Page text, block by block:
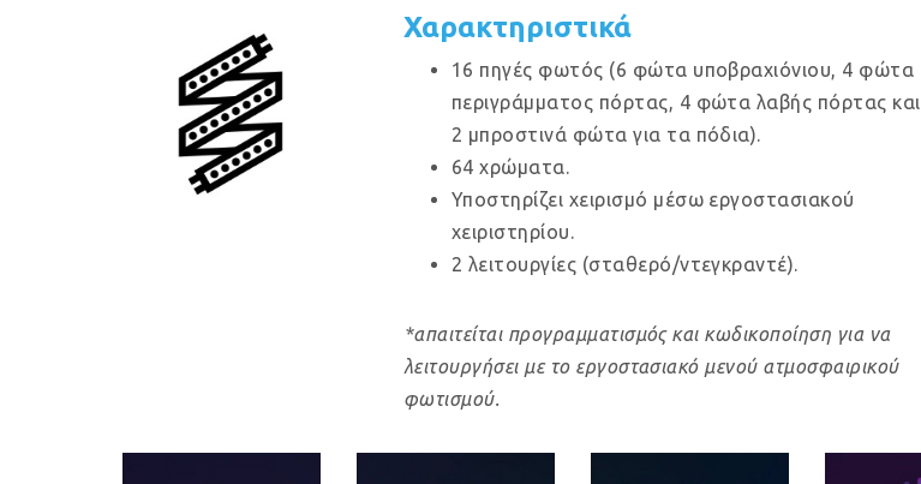
Χαρακτηριστικά
16 πηγές φωτός (6 φώτα υποβραχιόνιου, 4 φώτα
περιγράμματος πόρτας, 4 φώτα λαβής πόρτας και
2 μπροστινά φώτα για τα πόδια).
64 χρώματα.
Υποστηρίζει χειρισμό μέσω εργοστασιακού
χειριστηρίου.
2 λειτουργίες (σταθερό/ντεγκραντέ).
*απαιτείται προγραμματισμός και κωδικοποίηση για να
λειτουργήσει με το εργοστασιακό μενού ατμοσφαιρικού
φωτισμού.